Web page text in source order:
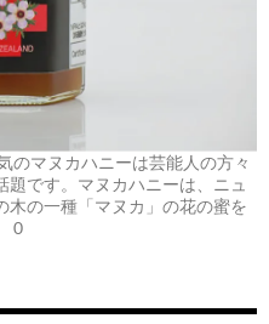
のマヌカハニーは芸能人の方々
です。マヌカハニーは、ニュ
木の一種「マヌカ」の花の蜜を
0